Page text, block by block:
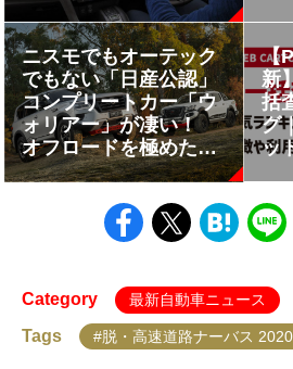
ニスモでもオーテック
でもない「日産公認」
コンプリートカー「ウ
ォリアー」が凄い！
オフロードを極めた圧
巻チューニングマシン
【
新
括
グ
ッ
Category 最新自動車ニュース
Tags #脱・高速道路ナーバス